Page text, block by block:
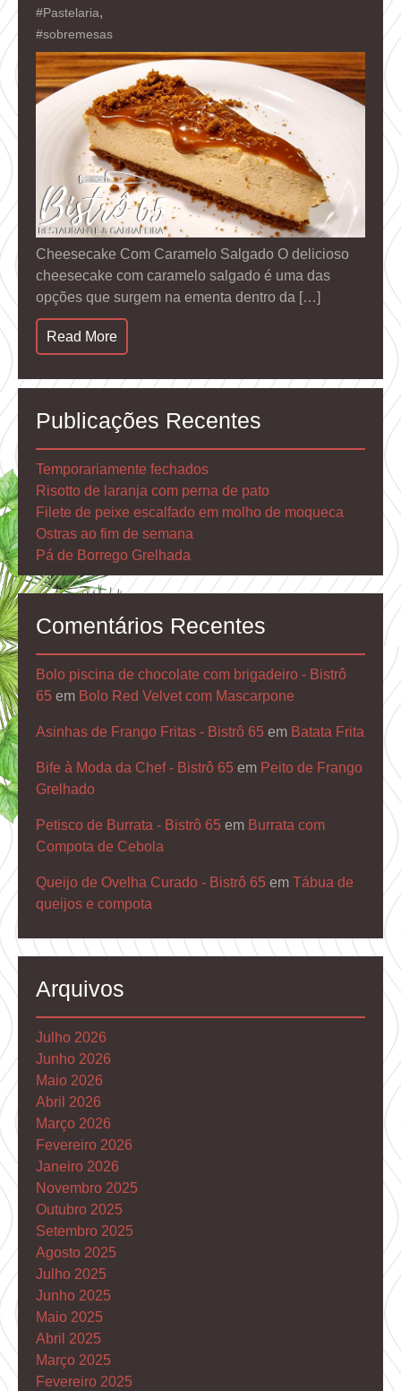
#Pastelaria,
#sobremesas
Cheesecake Com Caramelo Salgado O delicioso
cheesecake com caramelo salgado é uma das
opções que surgem na ementa dentro da […]
Read More
Publicações Recentes
Temporariamente fechados
Risotto de laranja com perna de pato
Filete de peixe escalfado em molho de moqueca
Ostras ao fim de semana
Pá de Borrego Grelhada
Comentários Recentes
Bolo piscina de chocolate com brigadeiro - Bistrô
65 em Bolo Red Velvet com Mascarpone
Asinhas de Frango Fritas - Bistrô 65 em Batata Frita
Bife à Moda da Chef - Bistrô 65 em Peito de Frango
Grelhado
Petisco de Burrata - Bistrô 65 em Burrata com
Compota de Cebola
Queijo de Ovelha Curado - Bistrô 65 em Tábua de
queijos e compota
Arquivos
Julho 2026
Junho 2026
Maio 2026
Abril 2026
Março 2026
Fevereiro 2026
Janeiro 2026
Novembro 2025
Outubro 2025
Setembro 2025
Agosto 2025
Julho 2025
Junho 2025
Maio 2025
Abril 2025
Março 2025
Fevereiro 2025